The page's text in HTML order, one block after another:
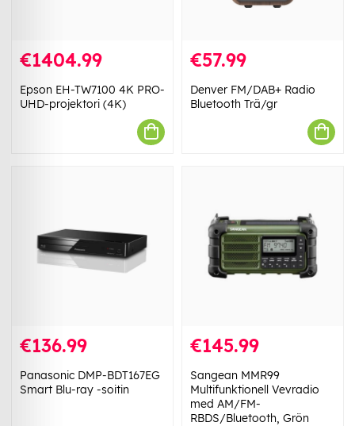
€1404.99
Epson EH-TW7100 4K PRO-
UHD-projektori (4K)
€57.99
Denver FM/DAB+ Radio
Bluetooth Trä/gr
€136.99
Panasonic DMP-BDT167EG
Smart Blu-ray -soitin
€145.99
Sangean MMR99
Multifunktionell Vevradio
med AM/FM-
RBDS/Bluetooth, Grön